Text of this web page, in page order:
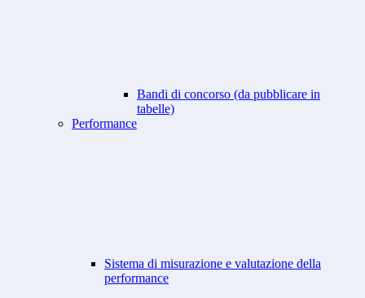
Bandi di concorso (da pubblicare in
tabelle)
Performance
Sistema di misurazione e valutazione della
performance